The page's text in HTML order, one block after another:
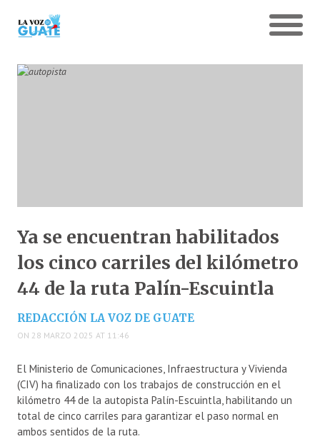
Ya se encuentran habilitados
los cinco carriles del kilómetro
44 de la ruta Palín-Escuintla
REDACCIÓN LA VOZ DE GUATE
ON 28 MARZO 2025 AT 11:46
El Ministerio de Comunicaciones, Infraestructura y Vivienda
(CIV) ha finalizado con los trabajos de construcción en el
kilómetro 44 de la autopista Palín-Escuintla, habilitando un
total de cinco carriles para garantizar el paso normal en
ambos sentidos de la ruta.